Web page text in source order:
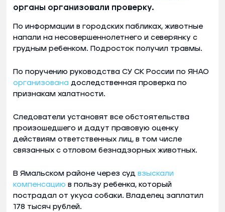
органы организовали проверку.
По информации в городских пабликах, животные
напали на несовершеннолетнего и северянку с
грудным ребенком. Подросток получил травмы.
По поручению руководства СУ СК России по ЯНАО
организована доследственная проверка по
признакам халатности.
Следователи установят все обстоятельства
произошедшего и дадут правовую оценку
действиям ответственных лиц, в том числе
связанных с отловом безнадзорных животных.
В Ямальском районе через суд взыскали
компенсацию в пользу ребенка, который
пострадал от укуса собаки. Владелец заплатил
178 тысяч рублей.